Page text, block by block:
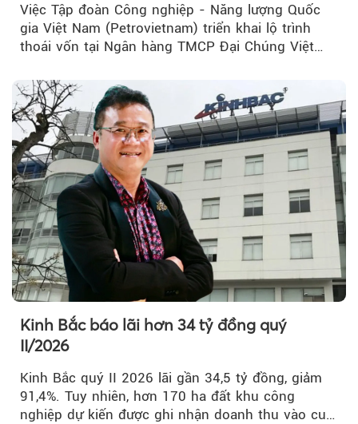
Việc Tập đoàn Công nghiệp - Năng lượng Quốc
gia Việt Nam (Petrovietnam) triển khai lộ trình
thoái vốn tại Ngân hàng TMCP Đại Chúng Việt
Kinh Bắc báo lãi hơn 34 tỷ đồng quý
II/2026
Kinh Bắc quý II 2026 lãi gần 34,5 tỷ đồng, giảm
91,4%. Tuy nhiên, hơn 170 ha đất khu công
nghiệp dự kiến được ghi nhận doanh thu vào cuối